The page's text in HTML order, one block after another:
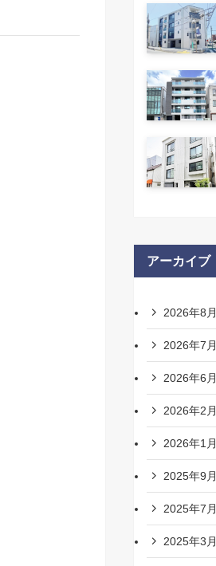
アーカイブ
2026年8月
2026年7月
2026年6月
2026年2月
2026年1月
2025年9月
2025年7月
2025年3月